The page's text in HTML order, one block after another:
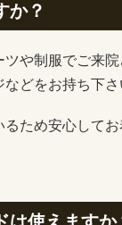
か？
や制服でご来
どをお持ち下さ
ため安心してお
は使えますか